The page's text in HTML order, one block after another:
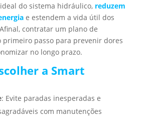
do sistema hidráulico, reduzem
e estendem a vida útil dos
contratar um plano de
primeiro passo para prevenir dores
no longo prazo.
a Smart
: Evite paradas inesperadas e
com manutenções